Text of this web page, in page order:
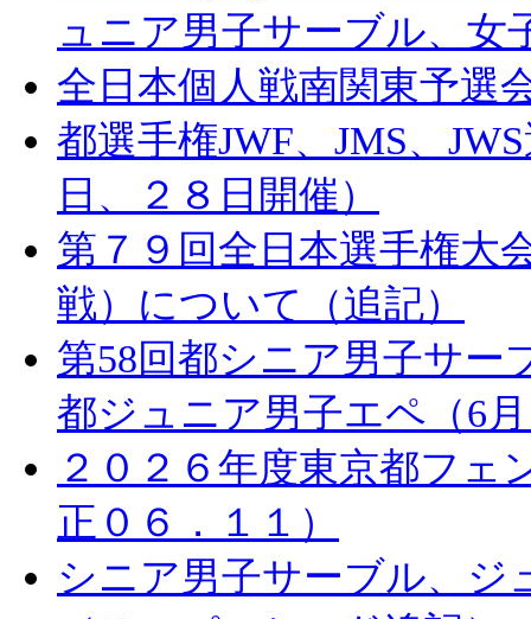
ュニア男子サーブル、女
全日本個人戦南関東予選
都選手権JWF、JMS、
日、２８日開催）
第７９回全日本選手権大
戦）について（追記）
第58回都シニア男子サー
都ジュニア男子エペ（6
２０２６年度東京都フェ
正０６．１１）
シニア男子サーブル、ジ